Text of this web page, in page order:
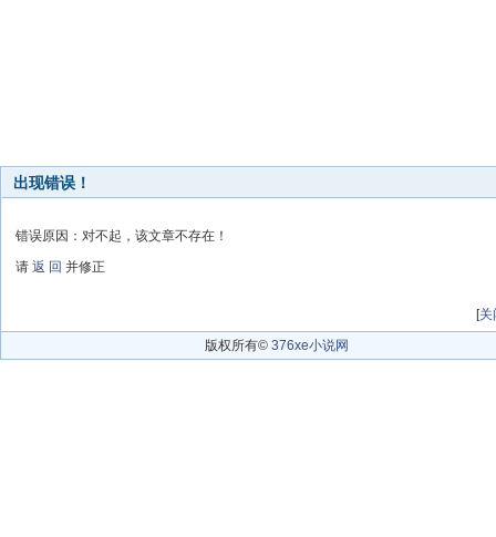
出现错误！
错误原因：对不起，该文章不存在！
请 返 回 并修正
[关
版权所有© 376xe小说网